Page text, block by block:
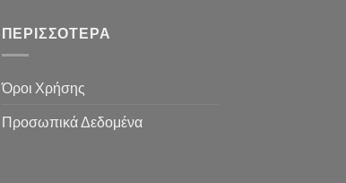
ΠΕΡΙΣΣΌΤΕΡΑ
Όροι Χρήσης
Προσωπικά Δεδομένα